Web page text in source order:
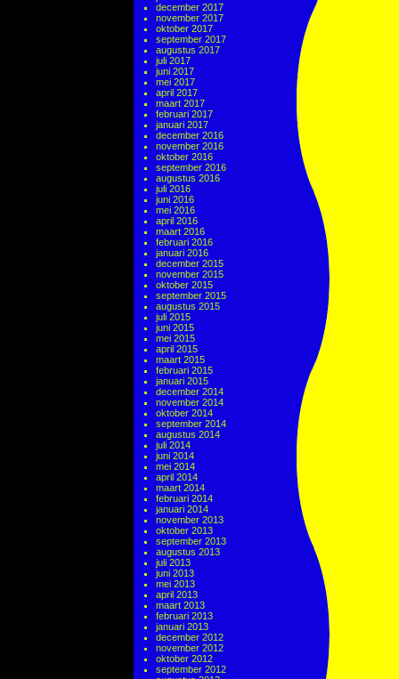
december 2017
november 2017
oktober 2017
september 2017
augustus 2017
juli 2017
juni 2017
mei 2017
april 2017
maart 2017
februari 2017
januari 2017
december 2016
november 2016
oktober 2016
september 2016
augustus 2016
juli 2016
juni 2016
mei 2016
april 2016
maart 2016
februari 2016
januari 2016
december 2015
november 2015
oktober 2015
september 2015
augustus 2015
juli 2015
juni 2015
mei 2015
april 2015
maart 2015
februari 2015
januari 2015
december 2014
november 2014
oktober 2014
september 2014
augustus 2014
juli 2014
juni 2014
mei 2014
april 2014
maart 2014
februari 2014
januari 2014
november 2013
oktober 2013
september 2013
augustus 2013
juli 2013
juni 2013
mei 2013
april 2013
maart 2013
februari 2013
januari 2013
december 2012
november 2012
oktober 2012
september 2012